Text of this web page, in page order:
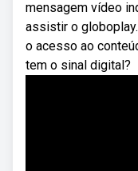
mensagem vídeo
assistir o
o acesso ao
tem o sinal digital?